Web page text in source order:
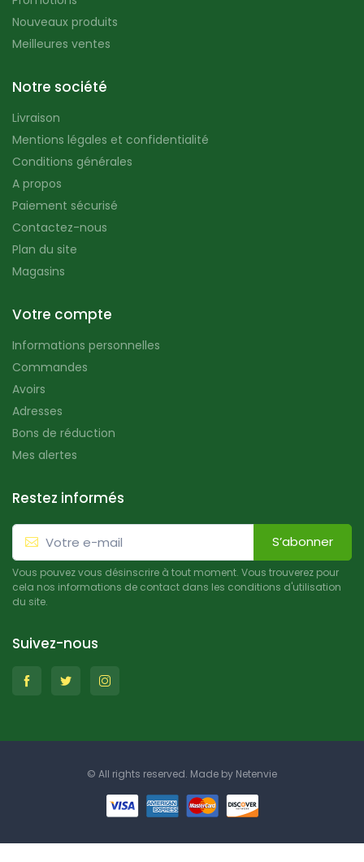
Nouveaux produits
Meilleures ventes
Notre société
Livraison
Mentions légales et confidentialité
Conditions générales
A propos
Paiement sécurisé
Contactez-nous
Plan du site
Magasins
Votre compte
Informations personnelles
Commandes
Avoirs
Adresses
Bons de réduction
Mes alertes
Restez informés
S’abonner
Vous pouvez vous désinscrire à tout moment. Vous trouverez pour
cela nos informations de contact dans les conditions d'utilisation
du site.
Suivez-nous
© All rights reserved. Made by Netenvie